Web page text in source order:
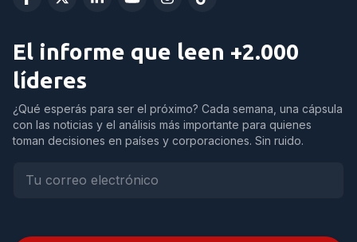
El informe que leen +2.000
líderes
¿Qué esperás para ser el próximo? Cada semana, una cápsula
con las noticias y el análisis más importante para quienes
toman decisiones en países y corporaciones. Sin ruido.